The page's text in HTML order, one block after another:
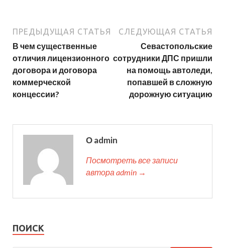
ПРЕДЫДУЩАЯ СТАТЬЯ
В чем существенные
отличия лицензионного
договора и договора
коммерческой
концессии?
СЛЕДУЮЩАЯ СТАТЬЯ
Севастопольские
сотрудники ДПС пришли
на помощь автоледи,
попавшей в сложную
дорожную ситуацию
О admin
Посмотреть все записи
автора admin →
ПОИСК